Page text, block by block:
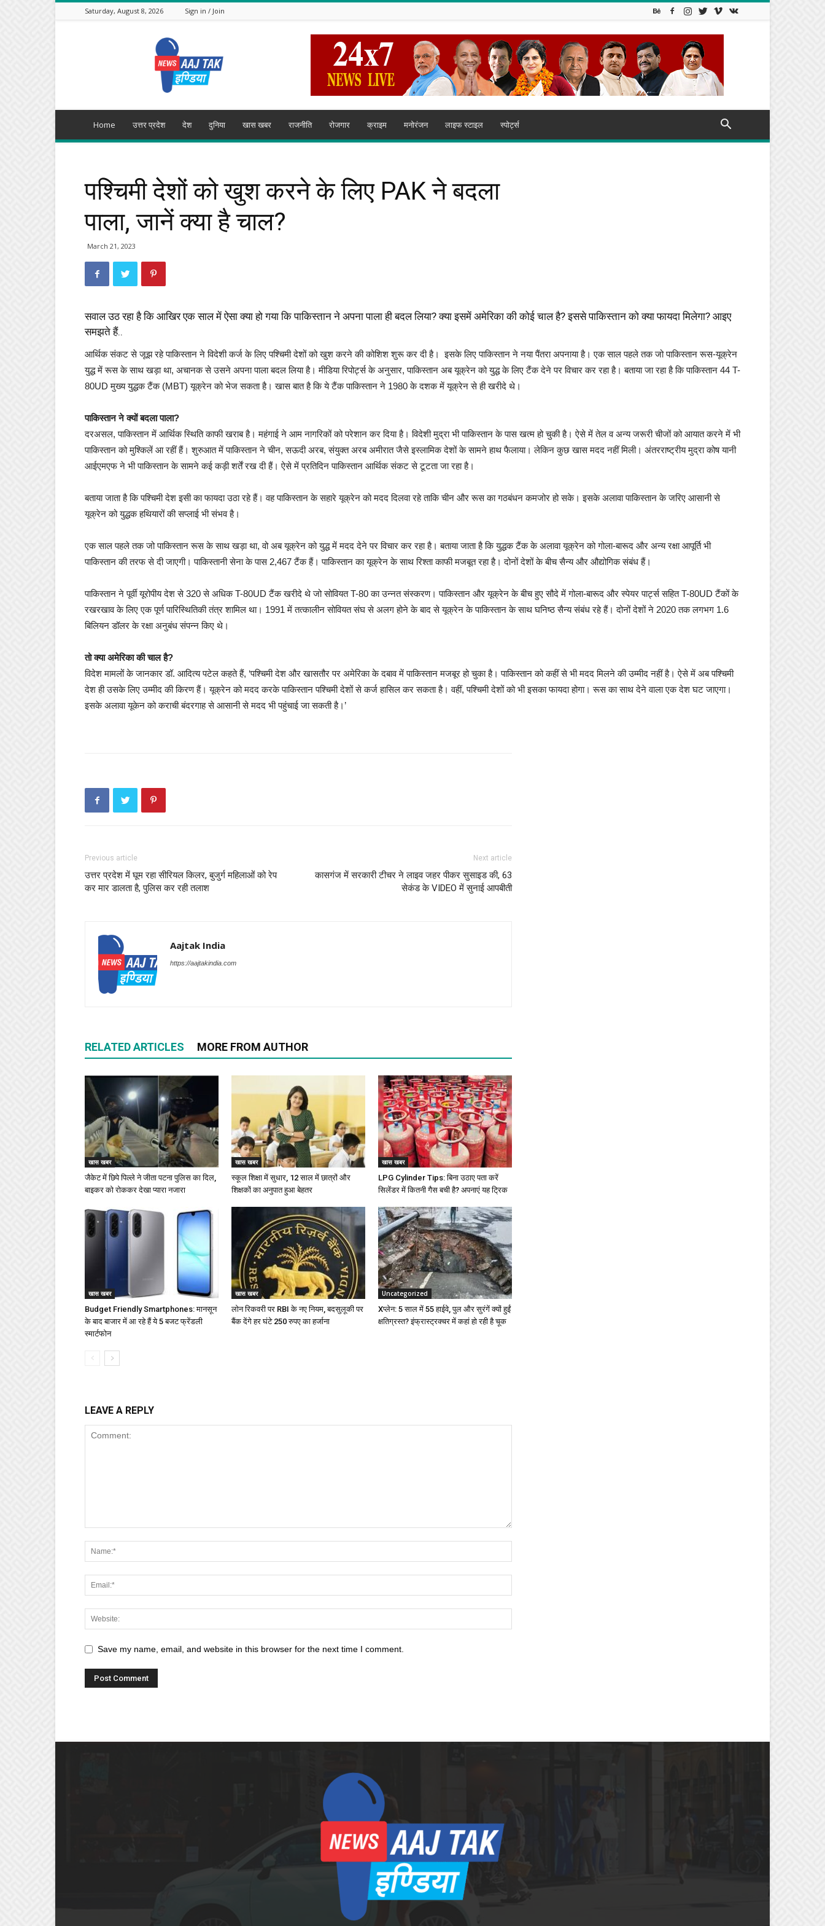
Saturday, August 8, 2026 Sign in / Join
India
Home उत्तर प्रदेश देश दुनिया खास खबर राजनीति रोजगार क्राइम मनोरंजन लाइफ स्टाइल स्पोर्ट्स
पश्चिमी देशों को खुश करने के लिए PAK ने बदला
पाला, जानें क्या है चाल?
March 21, 2023
सवाल उठ रहा है कि आखिर एक साल में ऐसा क्या हो गया कि पाकिस्तान ने अपना पाला ही बदल लिया? क्या इसमें अमेरिका की कोई चाल है? इससे पाकिस्तान को क्या फायदा मिलेगा? आइए
समझते हैं..
आर्थिक संकट से जूझ रहे पाकिस्तान ने विदेशी कर्ज के लिए पश्चिमी देशों को खुश करने की कोशिश शुरू कर दी है। इसके लिए पाकिस्तान ने नया पैंतरा अपनाया है। एक साल पहले तक जो पाकिस्तान रूस-यूक्रेन
युद्ध में रूस के साथ खड़ा था, अचानक से उसने अपना पाला बदल लिया है। मीडिया रिपोर्ट्स के अनुसार, पाकिस्तान अब यूक्रेन को युद्ध के लिए टैंक देने पर विचार कर रहा है। बताया जा रहा है कि पाकिस्तान 44 T-
80UD मुख्य युद्धक टैंक (MBT) यूक्रेन को भेज सकता है। खास बात है कि ये टैंक पाकिस्तान ने 1980 के दशक में यूक्रेन से ही खरीदे थे।
पाकिस्तान ने क्यों बदला पाला?
दरअसल, पाकिस्तान में आर्थिक स्थिति काफी खराब है। महंगाई ने आम नागरिकों को परेशान कर दिया है। विदेशी मुद्रा भी पाकिस्तान के पास खत्म हो चुकी है। ऐसे में तेल व अन्य जरूरी चीजों को आयात करने में भी
पाकिस्तान को मुश्किलें आ रहीं हैं। शुरुआत में पाकिस्तान ने चीन, सऊदी अरब, संयुक्त अरब अमीरात जैसे इस्लामिक देशों के सामने हाथ फैलाया। लेकिन कुछ खास मदद नहीं मिली। अंतरराष्ट्रीय मुद्रा कोष यानी
आईएमएफ ने भी पाकिस्तान के सामने कई कड़ी शर्तें रख दी हैं। ऐसे में प्रतिदिन पाकिस्तान आर्थिक संकट से टूटता जा रहा है।
बताया जाता है कि पश्चिमी देश इसी का फायदा उठा रहे हैं। वह पाकिस्तान के सहारे यूक्रेन को मदद दिलवा रहे ताकि चीन और रूस का गठबंधन कमजोर हो सके। इसके अलावा पाकिस्तान के जरिए आसानी से
यूक्रेन को युद्धक हथियारों की सप्लाई भी संभव है।
एक साल पहले तक जो पाकिस्तान रूस के साथ खड़ा था, वो अब यूक्रेन को युद्ध में मदद देने पर विचार कर रहा है। बताया जाता है कि युद्धक टैंक के अलावा यूक्रेन को गोला-बारूद और अन्य रक्षा आपूर्ति भी
पाकिस्तान की तरफ से दी जाएगी। पाकिस्तानी सेना के पास 2,467 टैंक हैं। पाकिस्तान का यूक्रेन के साथ रिश्ता काफी मजबूत रहा है। दोनों देशों के बीच सैन्य और औद्योगिक संबंध हैं।
पाकिस्तान ने पूर्वी यूरोपीय देश से 320 से अधिक T-80UD टैंक खरीदे थे जो सोवियत T-80 का उन्नत संस्करण। पाकिस्तान और यूक्रेन के बीच हुए सौदे में गोला-बारूद और स्पेयर पार्ट्स सहित T-80UD टैंकों के
रखरखाव के लिए एक पूर्ण पारिस्थितिकी तंत्र शामिल था। 1991 में तत्कालीन सोवियत संघ से अलग होने के बाद से यूक्रेन के पाकिस्तान के साथ घनिष्ठ सैन्य संबंध रहे हैं। दोनों देशों ने 2020 तक लगभग 1.6
बिलियन डॉलर के रक्षा अनुबंध संपन्न किए थे।
तो क्या अमेरिका की चाल है?
विदेश मामलों के जानकार डॉ. आदित्य पटेल कहते हैं, ‘पश्चिमी देश और खासतौर पर अमेरिका के दबाव में पाकिस्तान मजबूर हो चुका है। पाकिस्तान को कहीं से भी मदद मिलने की उम्मीद नहीं है। ऐसे में अब पश्चिमी
देश ही उसके लिए उम्मीद की किरण हैं। यूक्रेन को मदद करके पाकिस्तान पश्चिमी देशों से कर्ज हासिल कर सकता है। वहीं, पश्चिमी देशों को भी इसका फायदा होगा। रूस का साथ देने वाला एक देश घट जाएगा।
इसके अलावा यूकेन को कराची बंदरगाह से आसानी से मदद भी पहुंचाई जा सकती है।’
Previous article
उत्तर प्रदेश में घूम रहा सीरियल किलर, बुजुर्ग महिलाओं को रेप
कर मार डालता है, पुलिस कर रही तलाश
Next article
कासगंज में सरकारी टीचर ने लाइव जहर पीकर सुसाइड की, 63
सेकंड के VIDEO में सुनाई आपबीती
Aajtak India
https://aajtakindia.com
RELATED ARTICLES MORE FROM AUTHOR
खास खबर
जैकेट में छिपे पिल्ले ने जीता पटना पुलिस का दिल,
बाइकर को रोककर देखा प्यारा नजारा
खास खबर
स्कूल शिक्षा में सुधार, 12 साल में छात्रों और
शिक्षकों का अनुपात हुआ बेहतर
खास खबर
LPG Cylinder Tips: बिना उठाए पता करें
सिलेंडर में कितनी गैस बची है? अपनाएं यह ट्रिक
खास खबर
Budget Friendly Smartphones: मानसून
के बाद बाजार में आ रहे हैं ये 5 बजट फ्रेंडली
स्मार्टफोन
खास खबर
लोन रिकवरी पर RBI के नए नियम, बदसुलूकी पर
बैंक देंगे हर घंटे 250 रुपए का हर्जाना
Uncategorized
Xप्लेन: 5 साल में 55 हाईवे, पुल और सुरंगें क्यों हुईं
क्षतिग्रस्त? इंफ्रास्ट्रक्चर में कहां हो रही है चूक
LEAVE A REPLY
Save my name, email, and website in this browser for the next time I comment.